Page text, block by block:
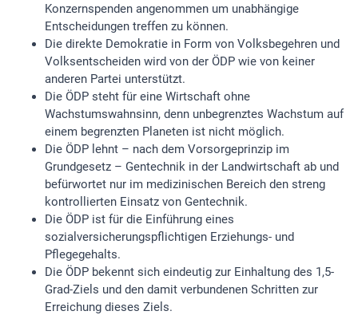
Konzernspenden angenommen um unabhängige
Entscheidungen treffen zu können.
Die direkte Demokratie in Form von Volksbegehren und
Volksentscheiden wird von der ÖDP wie von keiner
anderen Partei unterstützt.
Die ÖDP steht für eine Wirtschaft ohne
Wachstumswahnsinn, denn unbegrenztes Wachstum auf
einem begrenzten Planeten ist nicht möglich.
Die ÖDP lehnt – nach dem Vorsorgeprinzip im
Grundgesetz – Gentechnik in der Landwirtschaft ab und
befürwortet nur im medizinischen Bereich den streng
kontrollierten Einsatz von Gentechnik.
Die ÖDP ist für die Einführung eines
sozialversicherungspflichtigen Erziehungs- und
Pflegegehalts.
Die ÖDP bekennt sich eindeutig zur Einhaltung des 1,5-
Grad-Ziels und den damit verbundenen Schritten zur
Erreichung dieses Ziels.